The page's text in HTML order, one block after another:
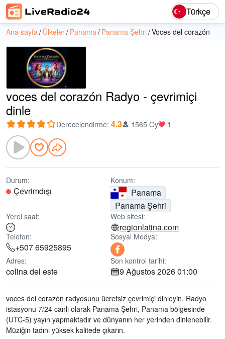
Türkçe
Ana sayfa Ülkeler Panama Panama Şehri Voces del corazón
voces del corazón Radyo - çevrimiçi
dinle
Derecelendirme: 4.3 1565 Oy 1
Durum:
Çevrimdışı
Konum:
Panama
Panama Şehri
Yerel saat: Web sitesi:
regionlatina.com
Telefon:
+507 65925895
Sosyal Medya:
Adres:
colina del este
Son kontrol tarihi:
9 Ağustos 2026 01:00
voces del corazón radyosunu ücretsiz çevrimiçi dinleyin. Radyo
istasyonu 7/24 canlı olarak Panama Şehri, Panama bölgesinde
(UTC-5) yayın yapmaktadır ve dünyanın her yerinden dinlenebilir.
Müziğin tadını yüksek kalitede çıkarın.